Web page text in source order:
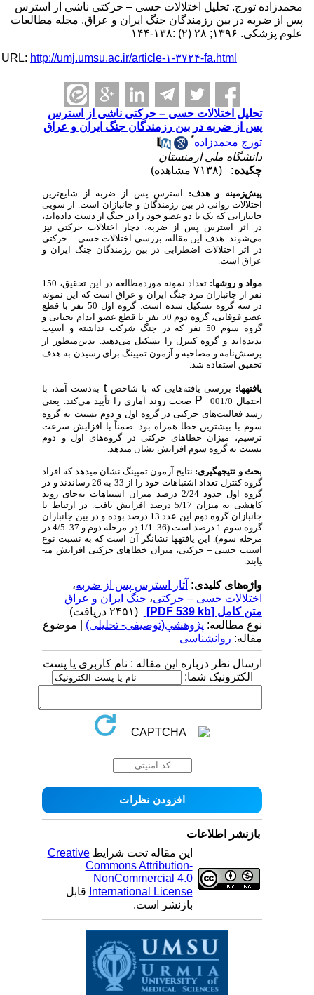
محمدزاده تورج. تحلیل اختلالات حسی – حرکتی ناشی از استرس
پس از ضربه در بین رزمندگان جنگ ایران و عراق. مجله مطالعات
علوم پزشکی. ۱۳۹۶; ۲۸ (۲) :۱۳۸-۱۴۴
URL:http://umj.umsu.ac.ir/article-۱-۳۷۲۴-fa.html
تحلیل اختلالات حسی – حرکتی ناشی از استرس
پس از ضربه در بین رزمندگان جنگ ایران و عراق
تورج محمدزاده*
دانشگاه ملی ارمنستان
چکیده:
پیش‌زمینه و هدف:استرس پس از ضربه از شایع‌ترین
اختلالات روانی در بین رزمندگان و جانبازان است. از سویی
جانبازانی که یک یا دو عضو خود را در جنگ از دست داده‌اند،
در اثر استرس پس از ضربه، دچار اختلالات حرکتی نیز
می‌شوند. هدف این مقاله، بررسی اختلالات حسی–حرکتی
در اثر اختلالات اضطرابی در بین رزمندگان جنگ ایران و
عراق است.
مواد و روش‏ها:
تعداد نمونه موردمطالعه در این تحقیق، 150
نفر از جانبازان مرد جنگ ایران و عراق است که این نمونه
در سه گروه تشکیل شده است. گروه اول 50 نفر با قطع
عضو فوقانی، گروه دوم 50 نفر با قطع عضو اندام تحتانی و
گروه سوم 50 نفر که در جنگ شرکت نداشته و آسیب
ندیده‌اند و گروه کنترل را تشکیلمی‌دهند. بدینمنظور از
پرسش‌نامهو مصاحبه و آزمون تمپینگ برای رسیدن به هدف
تحقیق استفاده شد.
یافته‏‏ها:بررسی یافته‌هایی که با شاخصtبه دست آمد، با
احتمال 001/0
P صحت روند آماری را تأیید می‌کند. یعنی
رشد فعالیتهای حرکتی در گروه اول و دوم نسبت به گروه
سوم با بیشترین خطا همراه بود. ضمناً با افزایش سرعت
ترسیم، میزان خطاهای حرکتی در گروه‌های اول و دوم
نسبت به گروه سوم افزایش نشان می­دهد.
بحث و نتیجه‏گیری:نتایج آزمون تمپینگ نشان می­دهد که افراد
گروه کنترل تعداد اشتباهات خود را از 33 به 26 رساندند و در
گروه اول حدود 2/24 درصد میزان اشتباهات به‌جای روند
کاهشی به میزان 5/17 درصد افزایش یافت. در ارتباط با
جانبازان گروه دوم این عدد 13 درصد بوده و در بین جانبازان
گروه سوم 1 درصد است (36
1/1 در مرحله دوم و 37
4/5 در
مرحله سوم). این یافته­ها نشانگر آن است که به نسبت نوع
آسیب حسی–حرکتی، میزان خطاهای حرکتی افزایش می­
یابند.
واژه‌های کلیدی:آثار استرس پس از ضربه،
اختلالات حسی – حرکتی،جنگ ایران و عراق
متن کامل[PDF 539 kb]
نوع مطالعه:پژوهشي(توصیفی- تحلیلی) | موضوع
مقاله:روانشناسی
ارسال نظر درباره این مقاله : نام کاربری یا پست
الکترونیک شما:
بازنشر اطلاعات
این مقاله تحت شرایطCreative
Commons Attribution-
NonCommercial 4.0
International Licenseقابل
بازنشر است.